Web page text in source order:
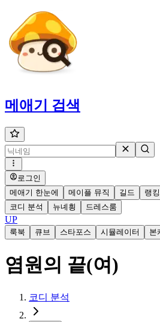
메애기 검색
로그인
메애기 한눈에
메이플 뮤직 길드 랭
코디 분석
뉴녜힁 드레스룸
UP
룩북 큐브 스타포스 시뮬레이터 본
염원의 끝(여)
코디 분석